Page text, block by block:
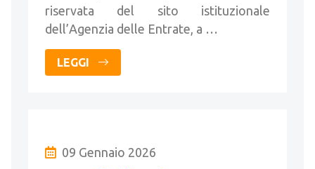
riservata del sito istituzionale
dell’Agenzia delle Entrate, a …
LEGGI
09 Gennaio 2026